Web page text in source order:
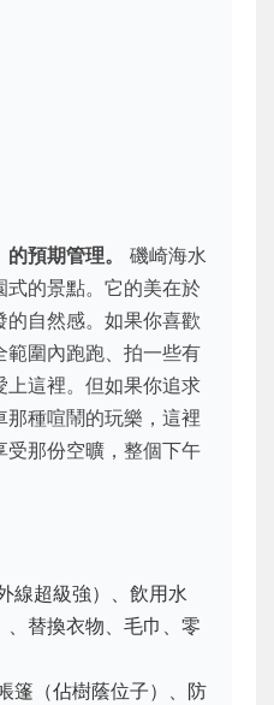
預期管理。
磯崎海水
式的景點。它的美在於
自然感。如果你喜歡
範圍內跑跑、拍一些有
上這裡。但如果你追求
種喧鬧的玩樂，這裡
受那份空曠，整個下午
線超級強）、飲用水
、替換衣物、毛巾、零
篷（佔樹蔭位子）、防